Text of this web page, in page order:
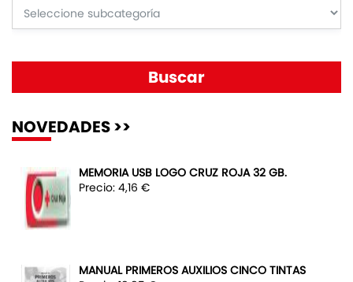
NOVEDADES >>
MEMORIA USB LOGO CRUZ ROJA 32 GB.
Precio: 4,16 €
MANUAL PRIMEROS AUXILIOS CINCO TINTAS